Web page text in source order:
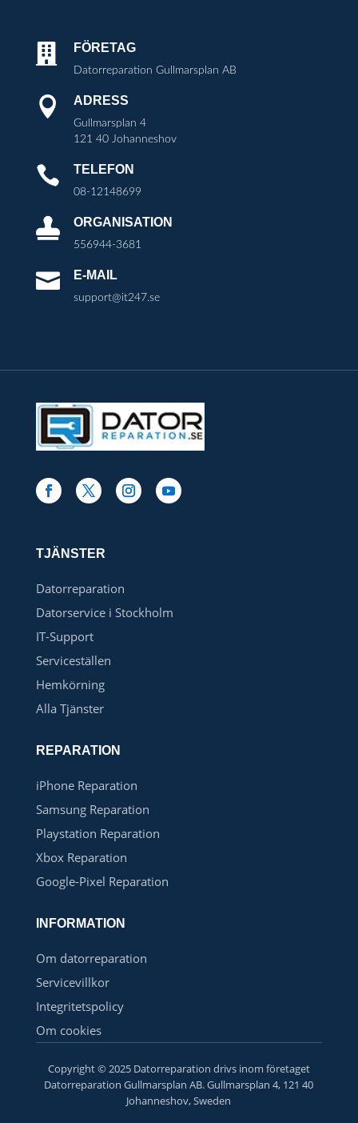
 FÖRETAG
Datorreparation Gullmarsplan AB
 ADRESS
Gullmarsplan 4
121 40 Johanneshov
 TELEFON
08-12148699
 ORGANISATION
556944-3681
 E-MAIL
support@it247.se
TJÄNSTER
Datorreparation
Datorservice i Stockholm
IT-Support
Serviceställen
Hemkörning
Alla Tjänster
REPARATION
iPhone Reparation
Samsung Reparation
Playstation Reparation
Xbox Reparation
Google-Pixel Reparation
INFORMATION
Om datorreparation
Servicevillkor
Integritetspolicy
Om cookies
Copyright © 2025 Datorreparation drivs inom företaget
Datorreparation Gullmarsplan AB. Gullmarsplan 4, 121 40
Johanneshov, Sweden